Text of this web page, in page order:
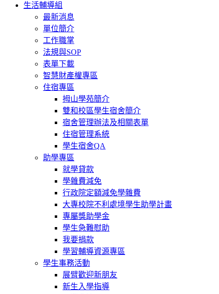
生活輔導組
最新消息
單位簡介
工作職掌
法規與SOP
表單下載
智慧財產權專區
住宿專區
拇山學苑簡介
雙和校區學生宿舍簡介
宿舍管理辦法及相關表單
住宿管理系統
學生宿舍QA
助學專區
就學貸款
學雜費減免
行政院定額減免學雜費
大專校院不利處境學生助學計畫
專屬獎助學金
學生急難慰助
我要捐款
學習輔導資源專區
學生事務活動
展臂歡迎新朋友
新生入學指導